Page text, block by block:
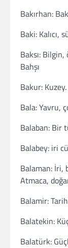
Bakırhan:
Baki: Kalıcı,
Baksı:
Bahşı
Bakur: Kuzey.
Bala: Yavru,
Balaban: Bir
Balabey: iri
Balaman: İri,
Atmaca,
Balamir:
Balatekin:
Balatürk: